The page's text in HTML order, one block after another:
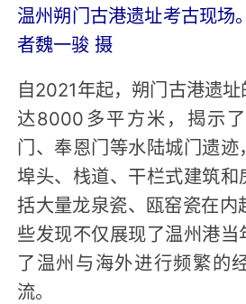
温州朔门古港遗址考古现场
者魏一骏 摄
自2021年起，朔门古港遗
达8000多平方米，揭示
门、奉恩门等水陆城门遗迹
埠头、栈道、干栏式建筑
括大量龙泉瓷、瓯窑瓷在
些发现不仅展现了温州港
了温州与海外进行频繁的
流。